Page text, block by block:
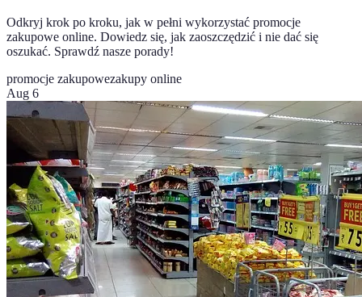
Odkryj krok po kroku, jak w pełni wykorzystać promocje
zakupowe online. Dowiedz się, jak zaoszczędzić i nie dać się
oszukać. Sprawdź nasze porady!
promocje zakupowezakupy online
Aug 6